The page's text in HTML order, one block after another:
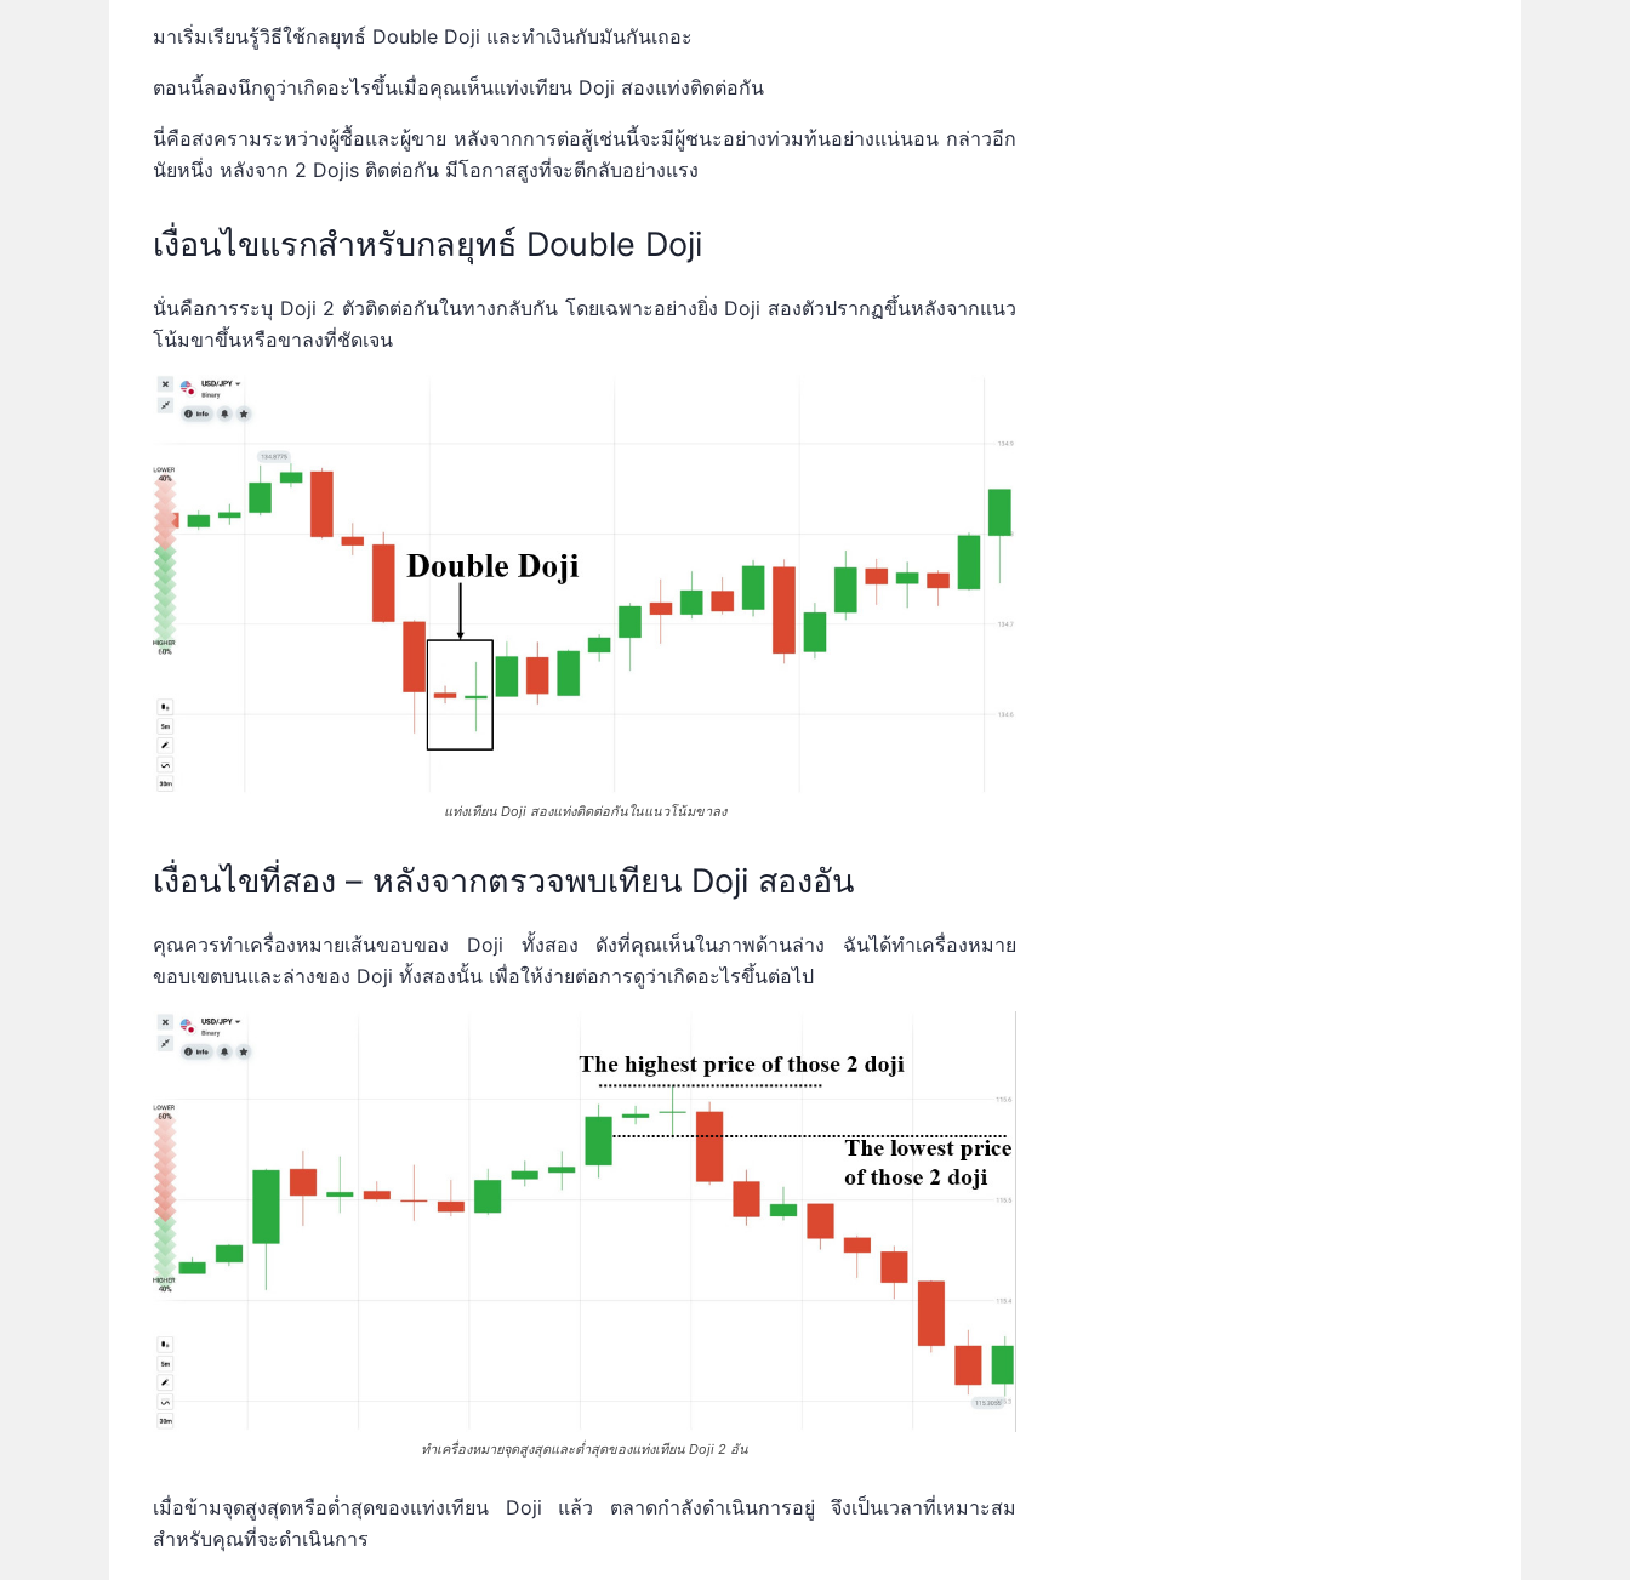
มาเริ่มเรียนรู้วิธีใช้กลยุทธ์ Double Doji และทำเงินกับมันกันเถอะ
ตอนนี้ลองนึกดูว่าเกิดอะไรขึ้นเมื่อคุณเห็นแท่งเทียน Doji สองแท่งติดต่อกัน
นี่คือสงครามระหว่างผู้ซื้อและผู้ขาย หลังจากการต่อสู้เช่นนี้จะมีผู้ชนะอย่างท่วมท้นอย่างแน่นอน กล่าวอีก
นัยหนึ่ง หลังจาก 2 Dojis ติดต่อกัน มีโอกาสสูงที่จะตีกลับอย่างแรง
เงื่อนไขแรกสำหรับกลยุทธ์ Double Doji
นั่นคือการระบุ Doji 2 ตัวติดต่อกันในทางกลับกัน โดยเฉพาะอย่างยิ่ง Doji สองตัวปรากฏขึ้นหลังจากแนว
โน้มขาขึ้นหรือขาลงที่ชัดเจน
แท่งเทียน Doji สองแท่งติดต่อกันในแนวโน้มขาลง
เงื่อนไขที่สอง – หลังจากตรวจพบเทียน Doji สองอัน
คุณควรทำเครื่องหมายเส้นขอบของ Doji ทั้งสอง ดังที่คุณเห็นในภาพด้านล่าง ฉันได้ทำเครื่องหมาย
ขอบเขตบนและล่างของ Doji ทั้งสองนั้น เพื่อให้ง่ายต่อการดูว่าเกิดอะไรขึ้นต่อไป
ทำเครื่องหมายจุดสูงสุดและต่ำสุดของแท่งเทียน Doji 2 อัน
เมื่อข้ามจุดสูงสุดหรือต่ำสุดของแท่งเทียน Doji แล้ว ตลาดกำลังดำเนินการอยู่ จึงเป็นเวลาที่เหมาะสม
สำหรับคุณที่จะดำเนินการ